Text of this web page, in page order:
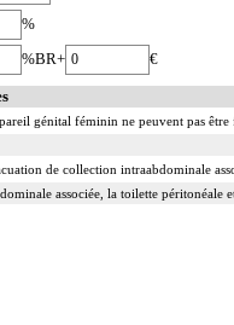
%
%BR+ €
génital féminin ne peuvent pas être
de collection intraabdominale
associée, la toilette péritonéale